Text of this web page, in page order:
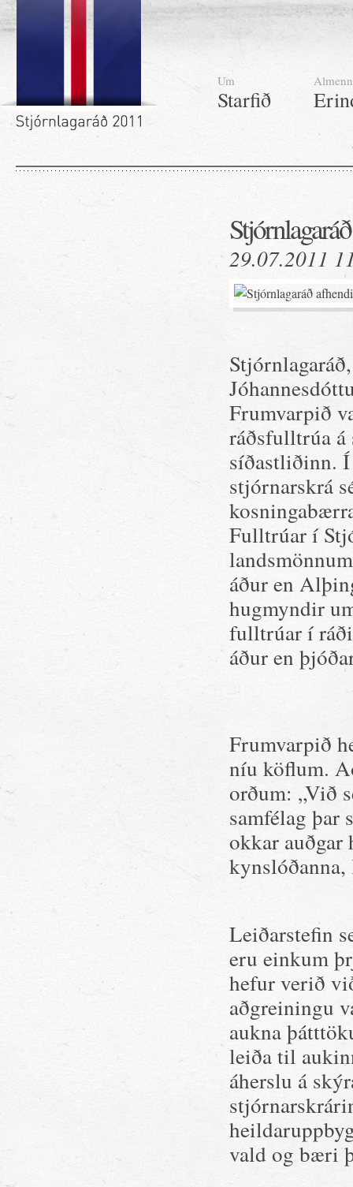
Um
Starfið
Almenn
29.07.2011
Frumvarpið
ráðsfulltrúa
síðastliðinn.
stjórnarskrá
Fulltrúar í
áður en
hugmyndir
fulltrúar í
áður en
Frumvarpið
níu köflum.
orðum: „Við
samfélag
okkar auðgar
Leiðarstefin
eru einkum
hefur verið
aðgreiningu
aukna
leiða til
áherslu á
vald og bæri